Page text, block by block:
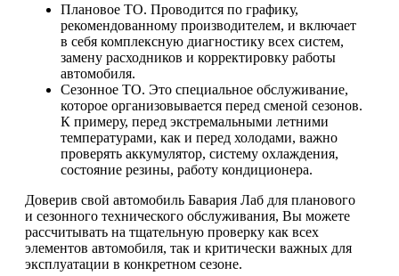
Плановое ТО. Проводится по графику,
рекомендованному производителем, и включает
в себя комплексную диагностику всех систем,
замену расходников и корректировку работы
автомобиля.
Сезонное ТО. Это специальное обслуживание,
которое организовывается перед сменой сезонов.
К примеру, перед экстремальными летними
температурами, как и перед холодами, важно
проверять аккумулятор, систему охлаждения,
состояние резины, работу кондиционера.
Доверив свой автомобиль Бавария Лаб для планового
и сезонного технического обслуживания, Вы можете
рассчитывать на тщательную проверку как всех
элементов автомобиля, так и критически важных для
эксплуатации в конкретном сезоне.